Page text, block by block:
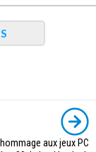
aux jeux PC